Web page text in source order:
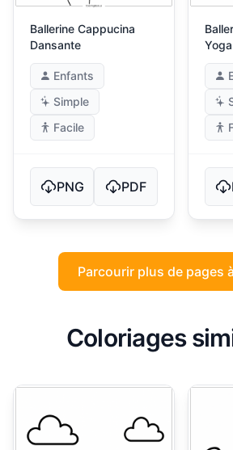
Ballerine Cappucina
Dansante
Enfants
Simple
Facile
PNG PDF
Yoga
Parcourir plus de pages
Coloriages